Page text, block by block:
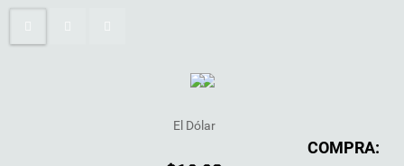
El Dólar
COMPRA: